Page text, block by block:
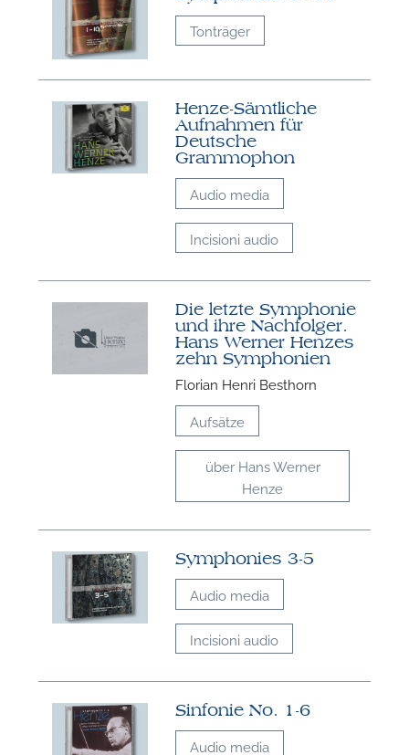
Tonträger
Henze-Sämtliche
Aufnahmen für
Deutsche
Grammophon
Audio media
Incisioni audio
Die letzte Symphonie
und ihre Nachfolger.
Hans Werner Henzes
zehn Symphonien
Florian Henri Besthorn
Aufsätze
über Hans Werner
Henze
Symphonies 3-5
Audio media
Incisioni audio
Sinfonie No. 1-6
Audio media